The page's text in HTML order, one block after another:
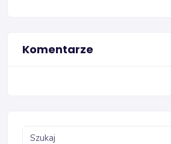
Komentarze